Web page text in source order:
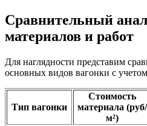
Сравнительный
материалов и работ
Для наглядности представим
основных видов вагонки с
Тип вагонки
Стоимость
материала (руб/
м²)